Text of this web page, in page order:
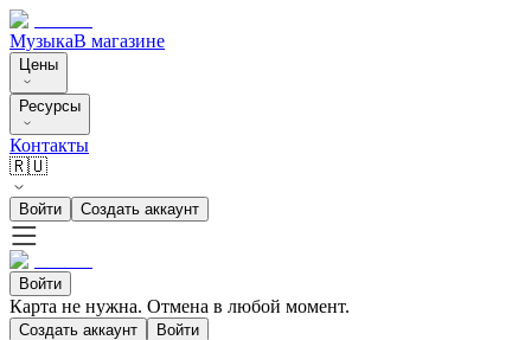
МузыкаВ магазине
Цены
Ресурсы
Контакты
🇷🇺
Войти Создать аккаунт
Войти
Карта не нужна. Отмена в любой момент.
Создать аккаунт Войти